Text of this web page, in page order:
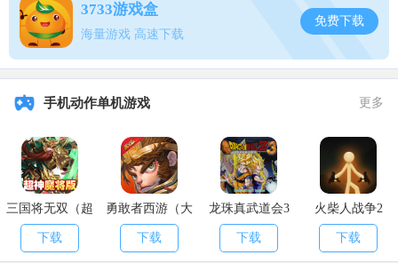
宠物升级同样靠灵气，宠物获取灵气的方式有以下几种：
1.宠物会自动消耗饱食度获得灵气(无论主人是否在线)。旅者可以
先把宠物喂饱再下线，这样宠物可以自己获得灵气。
宠物代步时，它也会获得灵气。
3.宠物吞噬时，目标等级越高提供的灵气越高。
4.给宠物喂食识聪丹(立刻获得5000灵气)或通慧丹(立刻获得10000
灵气)
3733游戏盒
海量游戏 高速下载
免费下载
手机动作单机游戏 更多
三国将无双（超
神魔将版）
下载
勇敢者西游（大
乱斗）
下载
龙珠真武道会3
下载
火柴人战争2
下载